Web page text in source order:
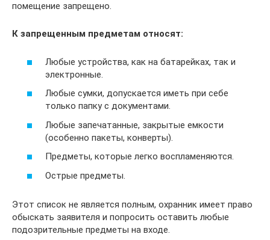
помещение запрещено.
К запрещенным предметам относят:
Любые устройства, как на батарейках, так и
электронные.
Любые сумки, допускается иметь при себе
только папку с документами.
Любые запечатанные, закрытые емкости
(особенно пакеты, конверты).
Предметы, которые легко воспламеняются.
Острые предметы.
Этот список не является полным, охранник имеет право
обыскать заявителя и попросить оставить любые
подозрительные предметы на входе.